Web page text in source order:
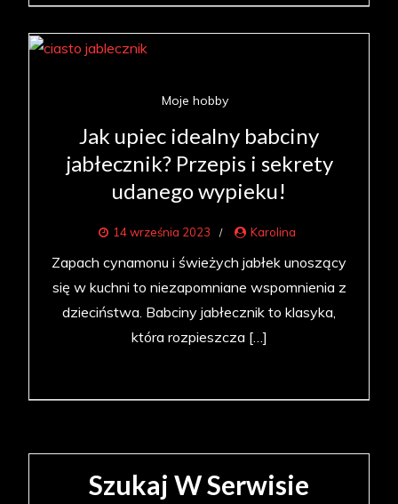
Moje hobby
Jak upiec idealny babciny
jabłecznik? Przepis i sekrety
udanego wypieku!
14 września 2023 Karolina
Zapach cynamonu i świeżych jabłek unoszący
się w kuchni to niezapomniane wspomnienia z
dzieciństwa. Babciny jabłecznik to klasyka,
która rozpieszcza […]
Szukaj W Serwisie